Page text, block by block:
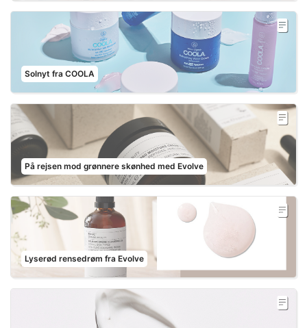
Solnyt fra COOLA
På rejsen mod grønnere skønhed med Evolve
Lyserød rensedrøm fra Evolve